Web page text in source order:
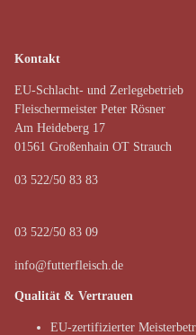
Kontakt
EU-Schlacht- und Zerlegebetrieb
Fleischermeister Peter Rösner
Am Heideberg 17
01561 Großenhain OT Strauch
03 522/50 83 83
03 522/50 83 09
info@futterfleisch.de
Qualität & Vertrauen
EU-zertifizierter